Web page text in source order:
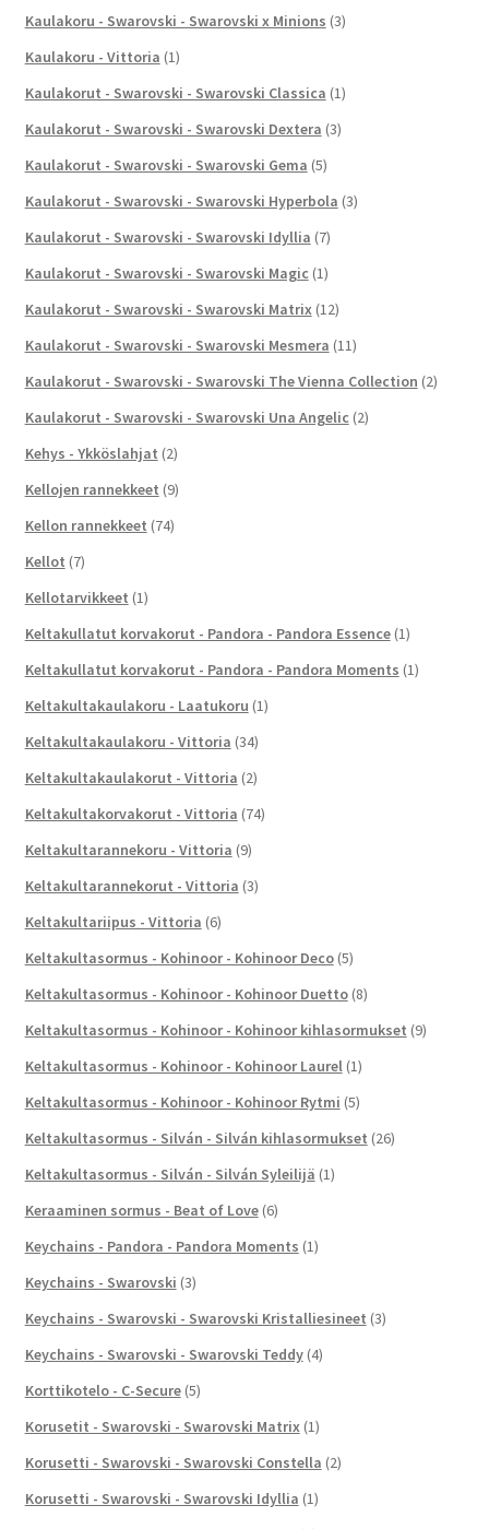
Kaulakoru - Swarovski - Swarovski x Minions (3)
Kaulakoru - Vittoria (1)
Kaulakorut - Swarovski - Swarovski Classica (1)
Kaulakorut - Swarovski - Swarovski Dextera (3)
Kaulakorut - Swarovski - Swarovski Gema (5)
Kaulakorut - Swarovski - Swarovski Hyperbola (3)
Kaulakorut - Swarovski - Swarovski Idyllia (7)
Kaulakorut - Swarovski - Swarovski Magic (1)
Kaulakorut - Swarovski - Swarovski Matrix (12)
Kaulakorut - Swarovski - Swarovski Mesmera (11)
Kaulakorut - Swarovski - Swarovski The Vienna Collection (2)
Kaulakorut - Swarovski - Swarovski Una Angelic (2)
Kehys - Ykköslahjat (2)
Kellojen rannekkeet (9)
Kellon rannekkeet (74)
Kellot (7)
Kellotarvikkeet (1)
Keltakullatut korvakorut - Pandora - Pandora Essence (1)
Keltakullatut korvakorut - Pandora - Pandora Moments (1)
Keltakultakaulakoru - Laatukoru (1)
Keltakultakaulakoru - Vittoria (34)
Keltakultakaulakorut - Vittoria (2)
Keltakultakorvakorut - Vittoria (74)
Keltakultarannekoru - Vittoria (9)
Keltakultarannekorut - Vittoria (3)
Keltakultariipus - Vittoria (6)
Keltakultasormus - Kohinoor - Kohinoor Deco (5)
Keltakultasormus - Kohinoor - Kohinoor Duetto (8)
Keltakultasormus - Kohinoor - Kohinoor kihlasormukset (9)
Keltakultasormus - Kohinoor - Kohinoor Laurel (1)
Keltakultasormus - Kohinoor - Kohinoor Rytmi (5)
Keltakultasormus - Silván - Silván kihlasormukset (26)
Keltakultasormus - Silván - Silván Syleilijä (1)
Keraaminen sormus - Beat of Love (6)
Keychains - Pandora - Pandora Moments (1)
Keychains - Swarovski (3)
Keychains - Swarovski - Swarovski Kristalliesineet (3)
Keychains - Swarovski - Swarovski Teddy (4)
Korttikotelo - C-Secure (5)
Korusetit - Swarovski - Swarovski Matrix (1)
Korusetti - Swarovski - Swarovski Constella (2)
Korusetti - Swarovski - Swarovski Idyllia (1)